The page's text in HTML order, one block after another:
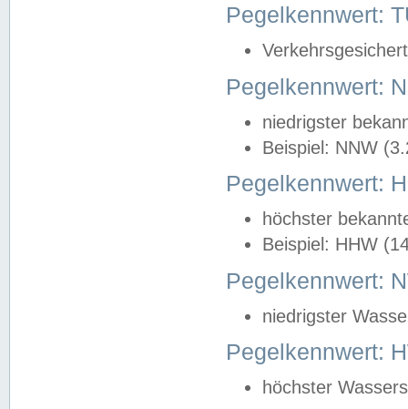
Pegelkennwert:
Pegelkennwert:
niedrigster
Beispiel: NNW
Pegelkennwert:
höchster
Beispiel: HHW
Pegelkennwert:
niedrigster
Pegelkennwert:
höchster